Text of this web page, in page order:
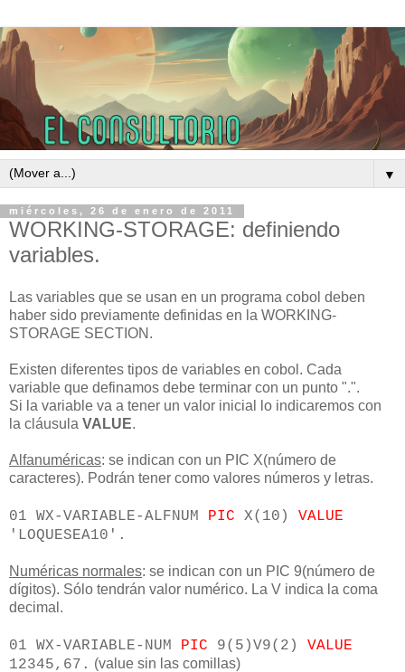
▼
miércoles, 26 de enero de 2011
WORKING-STORAGE: definiendo
variables.
Las variables que se usan en un programa cobol deben
haber sido previamente definidas en la WORKING-
STORAGE SECTION.
Existen diferentes tipos de variables en cobol. Cada
variable que definamos debe terminar con un punto ".".
Si la variable va a tener un valor inicial lo indicaremos con
la cláusula VALUE.
Alfanuméricas: se indican con un PIC X(número de
caracteres). Podrán tener como valores números y letras.
01 WX-VARIABLE-ALFNUM PIC X(10) VALUE
'LOQUESEA10'.
Numéricas normales: se indican con un PIC 9(número de
dígitos). Sólo tendrán valor numérico. La V indica la coma
decimal.
01 WX-VARIABLE-NUM PIC 9(5)V9(2) VALUE
12345,67. (value sin las comillas)